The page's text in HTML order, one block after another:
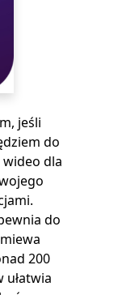
jeśli
do
dla
do
200